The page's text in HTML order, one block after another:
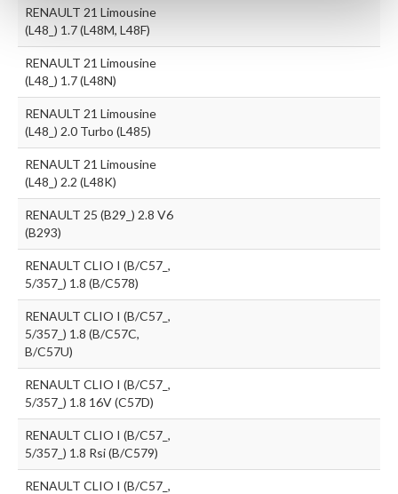
RENAULT 21 Limousine
(L48_) 1.7 (L48M, L48F)
RENAULT 21 Limousine
(L48_) 1.7 (L48N)
RENAULT 21 Limousine
(L48_) 2.0 Turbo (L485)
RENAULT 21 Limousine
(L48_) 2.2 (L48K)
RENAULT 25 (B29_) 2.8 V6
(B293)
RENAULT CLIO I (B/C57_,
5/357_) 1.8 (B/C578)
RENAULT CLIO I (B/C57_,
5/357_) 1.8 (B/C57C,
B/C57U)
RENAULT CLIO I (B/C57_,
5/357_) 1.8 16V (C57D)
RENAULT CLIO I (B/C57_,
5/357_) 1.8 Rsi (B/C579)
RENAULT CLIO I (B/C57_,